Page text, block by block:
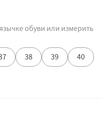
обуви или измерить
38 39
40